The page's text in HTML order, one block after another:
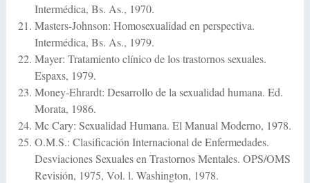
Intermédica, Bs. As., 1970.
Masters-Johnson: Homosexualidad en perspectiva.
Intermédica, Bs. As., 1979.
Mayer: Tratamiento clínico de los trastornos sexuales.
Espaxs, 1979.
Money-Ehrardt: Desarrollo de la sexualidad humana. Ed.
Morata, 1986.
Mc Cary: Sexualidad Humana. El Manual Moderno, 1978.
O.M.S.: Clasificación Internacional de Enfermedades.
Desviaciones Sexuales en Trastornos Mentales. OPS/OMS
Revisión, 1975, Vol. l. Washington, 1978.